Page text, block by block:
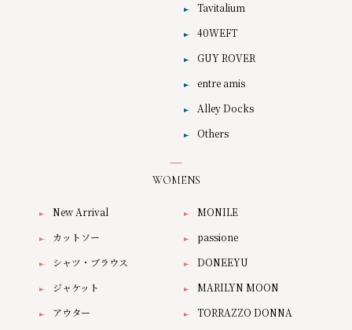
Tavitalium
40WEFT
GUY ROVER
entre amis
Alley Docks
Others
WOMENS
New Arrival
カットソー
シャツ・ブラウス
ジャケット
アウター
MONILE
passione
DONEEYU
MARILYN MOON
TORRAZZO DONNA